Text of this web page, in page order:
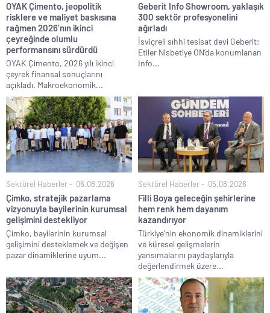
OYAK Çimento, jeopolitik
risklere ve maliyet baskısına
rağmen 2026’nın ikinci
çeyreğinde olumlu
performansını sürdürdü
OYAK Çimento, 2026 yılı ikinci
çeyrek finansal sonuçlarını
açıkladı. Makroekonomik...
Geberit Info Showroom, yaklaşık
300 sektör profesyonelini
ağırladı
İsviçreli sıhhi tesisat devi Geberit;
Etiler Nisbetiye ON’da konumlanan
Info...
Sektörel Haberler 06.08.2026
Çimko, stratejik pazarlama
vizyonuyla bayilerinin kurumsal
gelişimini destekliyor
Çimko, bayilerinin kurumsal
gelişimini desteklemek ve değişen
pazar dinamiklerine uyum...
Sektörel Haberler 05.08.2026
Filli Boya geleceğin şehirlerine
hem renk hem dayanım
kazandırıyor
Türkiye’nin ekonomik dinamiklerini
ve küresel gelişmelerin
yansımalarını paydaşlarıyla
değerlendirmek üzere...